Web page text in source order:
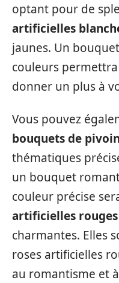
optant pour de
artificielles
jaunes. Un
couleurs
donner un plus à
Vous pouvez
bouquets de
thématiques
un bouquet
couleur précise
artificielles rouges
charmantes. Elles
roses artificielles
au romantisme et à